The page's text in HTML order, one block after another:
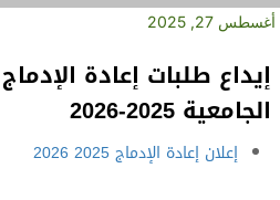
أغسطس 27, 2025
إيداع طلبات إعادة
الجامعية 2025-2026
إعلان إعادة الإدماج 2025 2026